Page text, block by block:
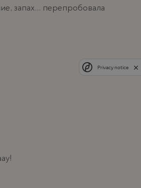
запах... перепробовала
Privacy notice